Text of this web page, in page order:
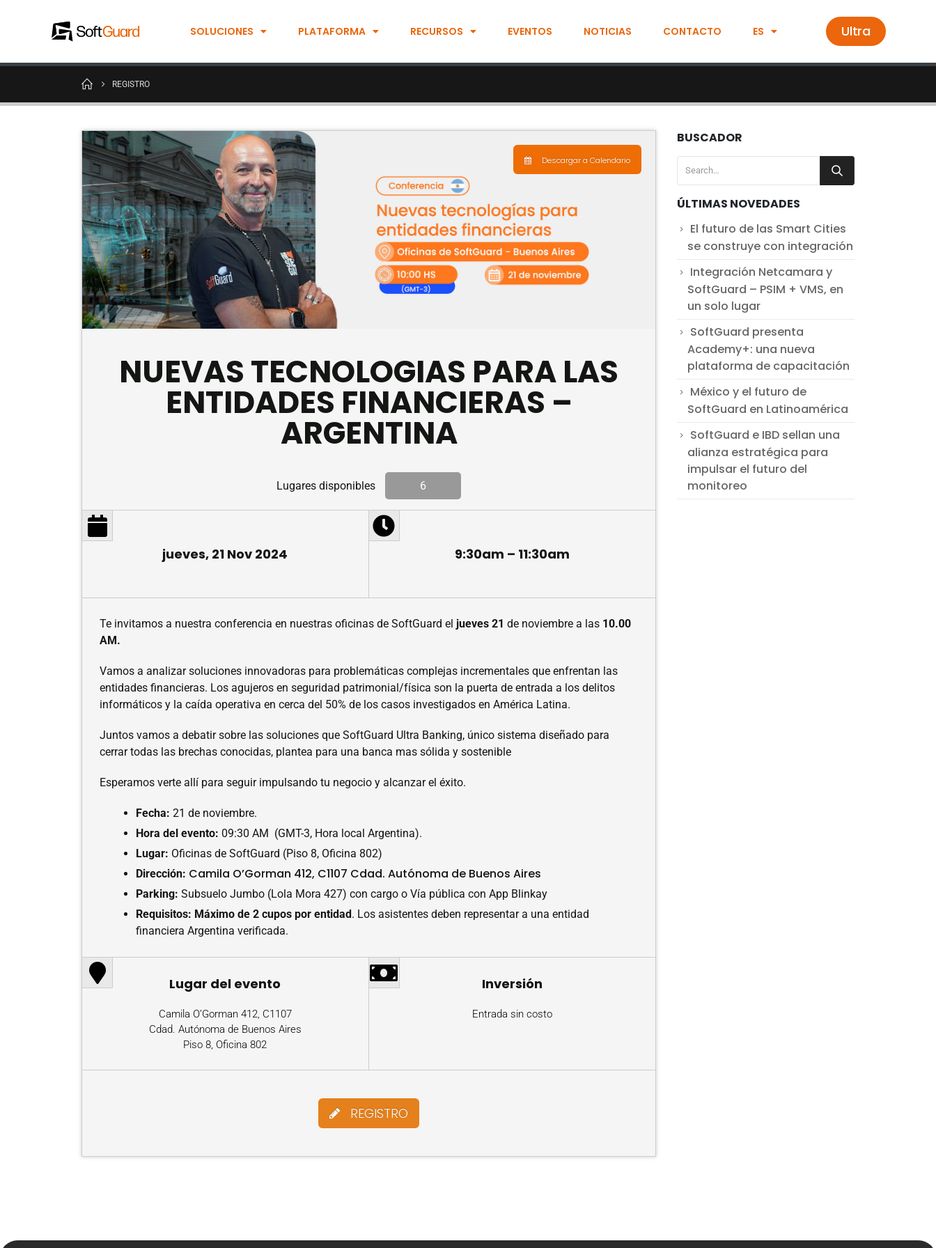
SOLUCIONES PLATAFORMA RECURSOS EVENTOS NOTICIAS CONTACTO ES Ultra
REGISTRO
Descargar a Calendario
NUEVAS TECNOLOGIAS PARA LAS
ENTIDADES FINANCIERAS –
ARGENTINA
Lugares disponibles 6
jueves, 21 Nov 2024 9:30am – 11:30am
Te invitamos a nuestra conferencia en nuestras oficinas de SoftGuard el jueves 21 de noviembre a las 10.00
AM.
Vamos a analizar soluciones innovadoras para problemáticas complejas incrementales que enfrentan las
entidades financieras. Los agujeros en seguridad patrimonial/física son la puerta de entrada a los delitos
informáticos y la caída operativa en cerca del 50% de los casos investigados en América Latina.
Juntos vamos a debatir sobre las soluciones que SoftGuard Ultra Banking, único sistema diseñado para
cerrar todas las brechas conocidas, plantea para una banca mas sólida y sostenible
Esperamos verte allí para seguir impulsando tu negocio y alcanzar el éxito.
Fecha: 21 de noviembre.
Hora del evento: 09:30 AM (GMT-3, Hora local Argentina).
Lugar: Oficinas de SoftGuard (Piso 8, Oficina 802)
Dirección: Camila O’Gorman 412, C1107 Cdad. Autónoma de Buenos Aires
Parking: Subsuelo Jumbo (Lola Mora 427) con cargo o Vía pública con App Blinkay
Requisitos: Máximo de 2 cupos por entidad. Los asistentes deben representar a una entidad
financiera Argentina verificada.
Lugar del evento
Camila O’Gorman 412, C1107
Cdad. Autónoma de Buenos Aires
Piso 8, Oficina 802
Inversión
Entrada sin costo
REGISTRO
BUSCADOR
ÚLTIMAS NOVEDADES
El futuro de las Smart Cities
se construye con integración
Integración Netcamara y
SoftGuard – PSIM + VMS, en
un solo lugar
SoftGuard presenta
Academy+: una nueva
plataforma de capacitación
México y el futuro de
SoftGuard en Latinoamérica
SoftGuard e IBD sellan una
alianza estratégica para
impulsar el futuro del
monitoreo